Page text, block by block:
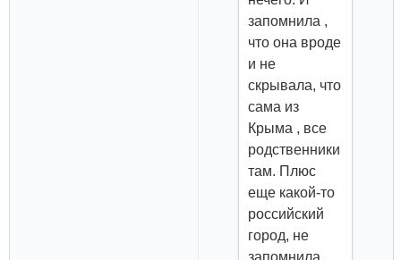
запомнила ,
что она вроде
и не
скрывала, что
сама из
Крыма , все
родственники
там. Плюс
еще какой-то
российский
город, не
запомнила.